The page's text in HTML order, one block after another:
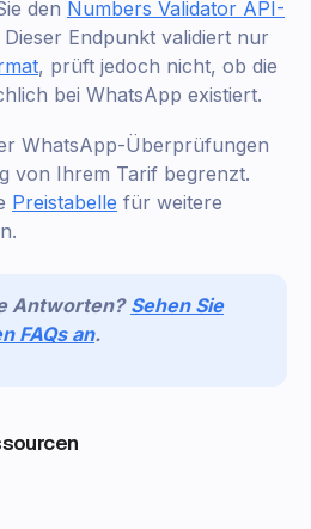
den Numbers Validator API-
Endpunkt validiert nur
, prüft jedoch nicht, ob die
bei WhatsApp existiert.
WhatsApp-Überprüfungen
von Ihrem Tarif begrenzt.
Preistabelle für weitere
Antworten? Sehen Sie
FAQs an.